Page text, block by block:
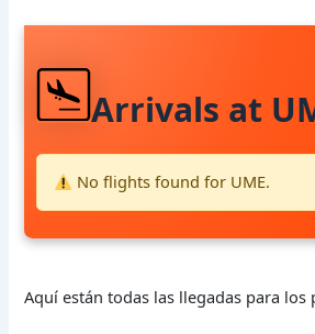
Arrivals at
No flights found for UME.
Aquí están todas las llegadas para los